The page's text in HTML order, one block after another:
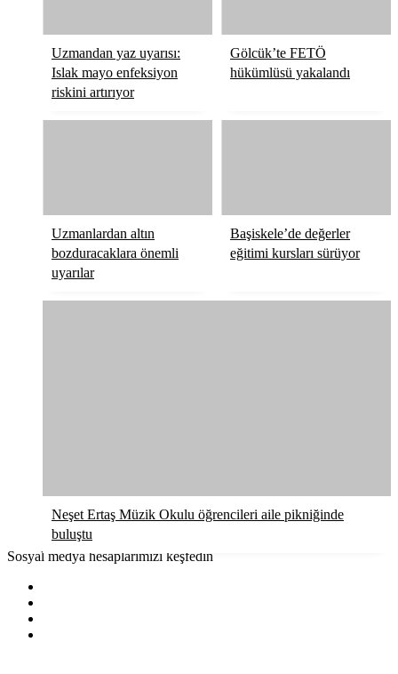
Uzmandan yaz uyarısı:
Islak mayo enfeksiyon
riskini artırıyor
Gölcük’te FETÖ
hükümlüsü yakalandı
Uzmanlardan altın
bozduracaklara önemli
uyarılar
Başiskele’de değerler
eğitimi kursları sürüyor
Neşet Ertaş Müzik Okulu öğrencileri aile pikniğinde
buluştu
Sosyal medya hesaplarımızı keşfedin